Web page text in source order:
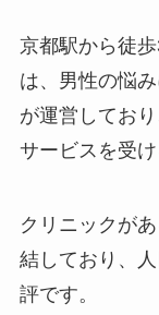
京都駅から徒
は、男性の悩
が運営してお
サービスを受け
クリニックが
結しており、
評です。